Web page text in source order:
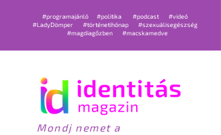
#programajánló #politika #podcast
#videó
#LadyDömper
#történetihónap
#szexuálisegészség
#magdiagőzben
#macskamedve
Mondj nemet a